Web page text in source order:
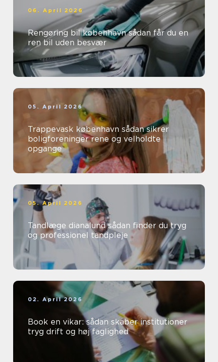
06. April 2026
Rengøring bil københavn sådan får du en
ren bil uden besvær
05. April 2026
Trappevask københavn sådan sikrer
boligforeninger rene og velholdte
opgange
05. April 2026
Tandlæge dianalund sådan finder du tryg
og professionel tandpleje
02. April 2026
Book en vikar: sådan skaber institutioner
tryg drift og høj faglighed